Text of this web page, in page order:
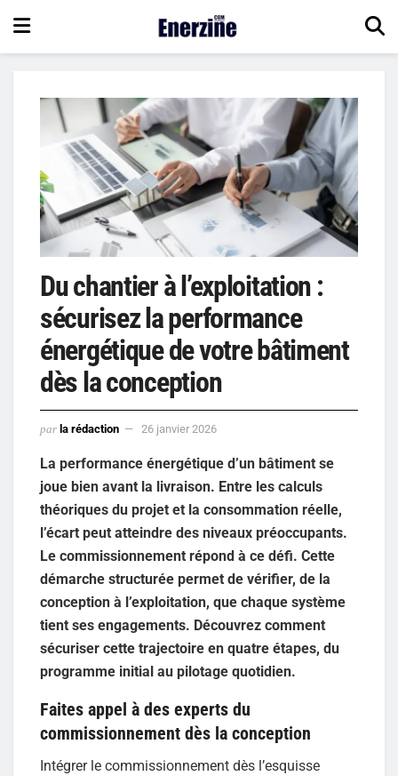
Du chantier à l’exploitation :
sécurisez la performance
énergétique de votre bâtiment
dès la conception
par la rédaction 26 janvier 2026
La performance énergétique d’un bâtiment se
joue bien avant la livraison. Entre les calculs
théoriques du projet et la consommation réelle,
l’écart peut atteindre des niveaux préoccupants.
Le commissionnement répond à ce défi. Cette
démarche structurée permet de vérifier, de la
conception à l’exploitation, que chaque système
tient ses engagements. Découvrez comment
sécuriser cette trajectoire en quatre étapes, du
programme initial au pilotage quotidien.
Faites appel à des experts du
commissionnement dès la conception
Intégrer le commissionnement dès l’esquisse